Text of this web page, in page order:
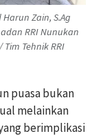
Zain, S.Ag
RRI Nunukan
Tehnik RRI
puasa bukan
melainkan
berimplikasi